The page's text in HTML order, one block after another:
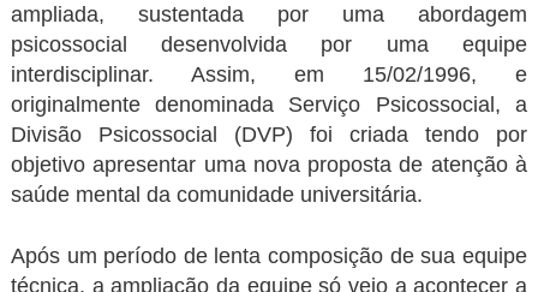
ampliada, sustentada por uma abordagem
psicossocial desenvolvida por uma equipe
interdisciplinar. Assim, em 15/02/1996, e
originalmente denominada Serviço Psicossocial, a
Divisão Psicossocial (DVP) foi criada tendo por
objetivo apresentar uma nova proposta de atenção à
saúde mental da comunidade universitária.
Após um período de lenta composição de sua equipe
técnica, a ampliação da equipe só veio a acontecer a